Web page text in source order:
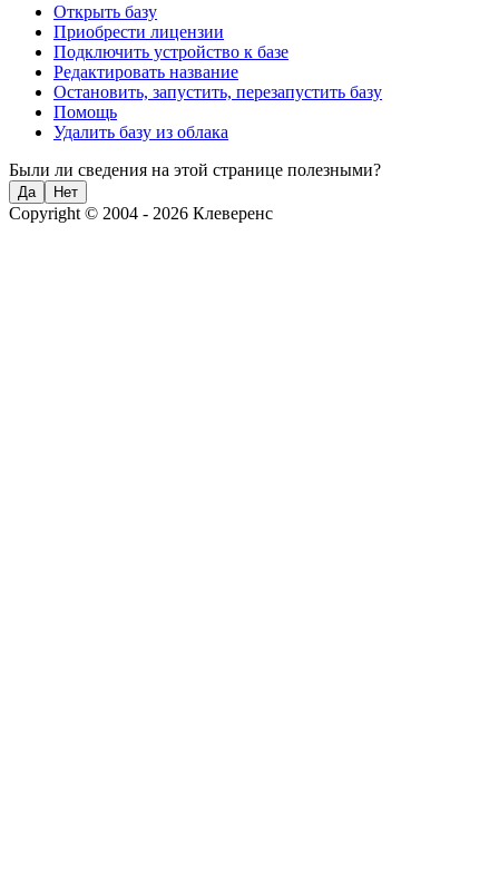
Открыть базу
Приобрести лицензии
Подключить устройство к базе
Редактировать название
Остановить, запустить, перезапустить базу
Помощь
Удалить базу из облака
Были ли сведения на этой странице полезными?
Да Нет
Copyright © 2004 - 2026 Клеверенс